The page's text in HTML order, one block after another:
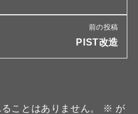
前の投稿
PIST改造
ことはありません。 ※ が